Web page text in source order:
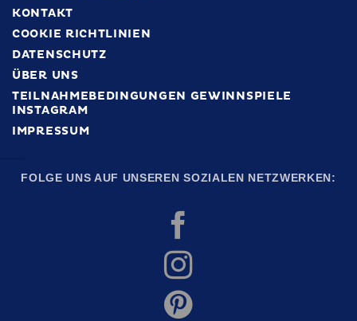
KONTAKT
COOKIE RICHTLINIEN
DATENSCHUTZ
ÜBER UNS
TEILNAHMEBEDINGUNGEN GEWINNSPIELE
INSTAGRAM
IMPRESSUM
FOLGE UNS AUF UNSEREN SOZIALEN NETZWERKEN: